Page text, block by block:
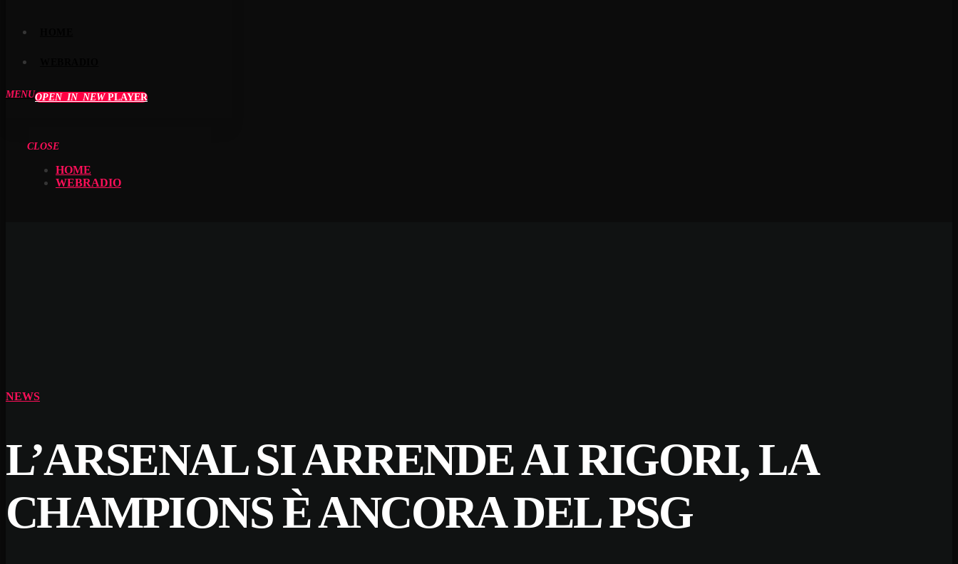
MENUOPEN_IN_NEWPLAYER
CLOSE
HOME
WEBRADIO
NEWS
L’ARSENAL SI ARRENDE AI RIGORI, LA
CHAMPIONS È ANCORA DEL PSG